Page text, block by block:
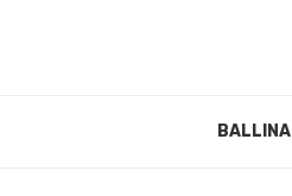
BALLINA